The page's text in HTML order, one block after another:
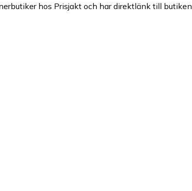
hos Prisjakt och har direktlänk till butiken.